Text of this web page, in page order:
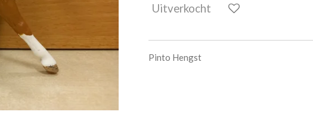
Uitverkocht
Pinto Hengst